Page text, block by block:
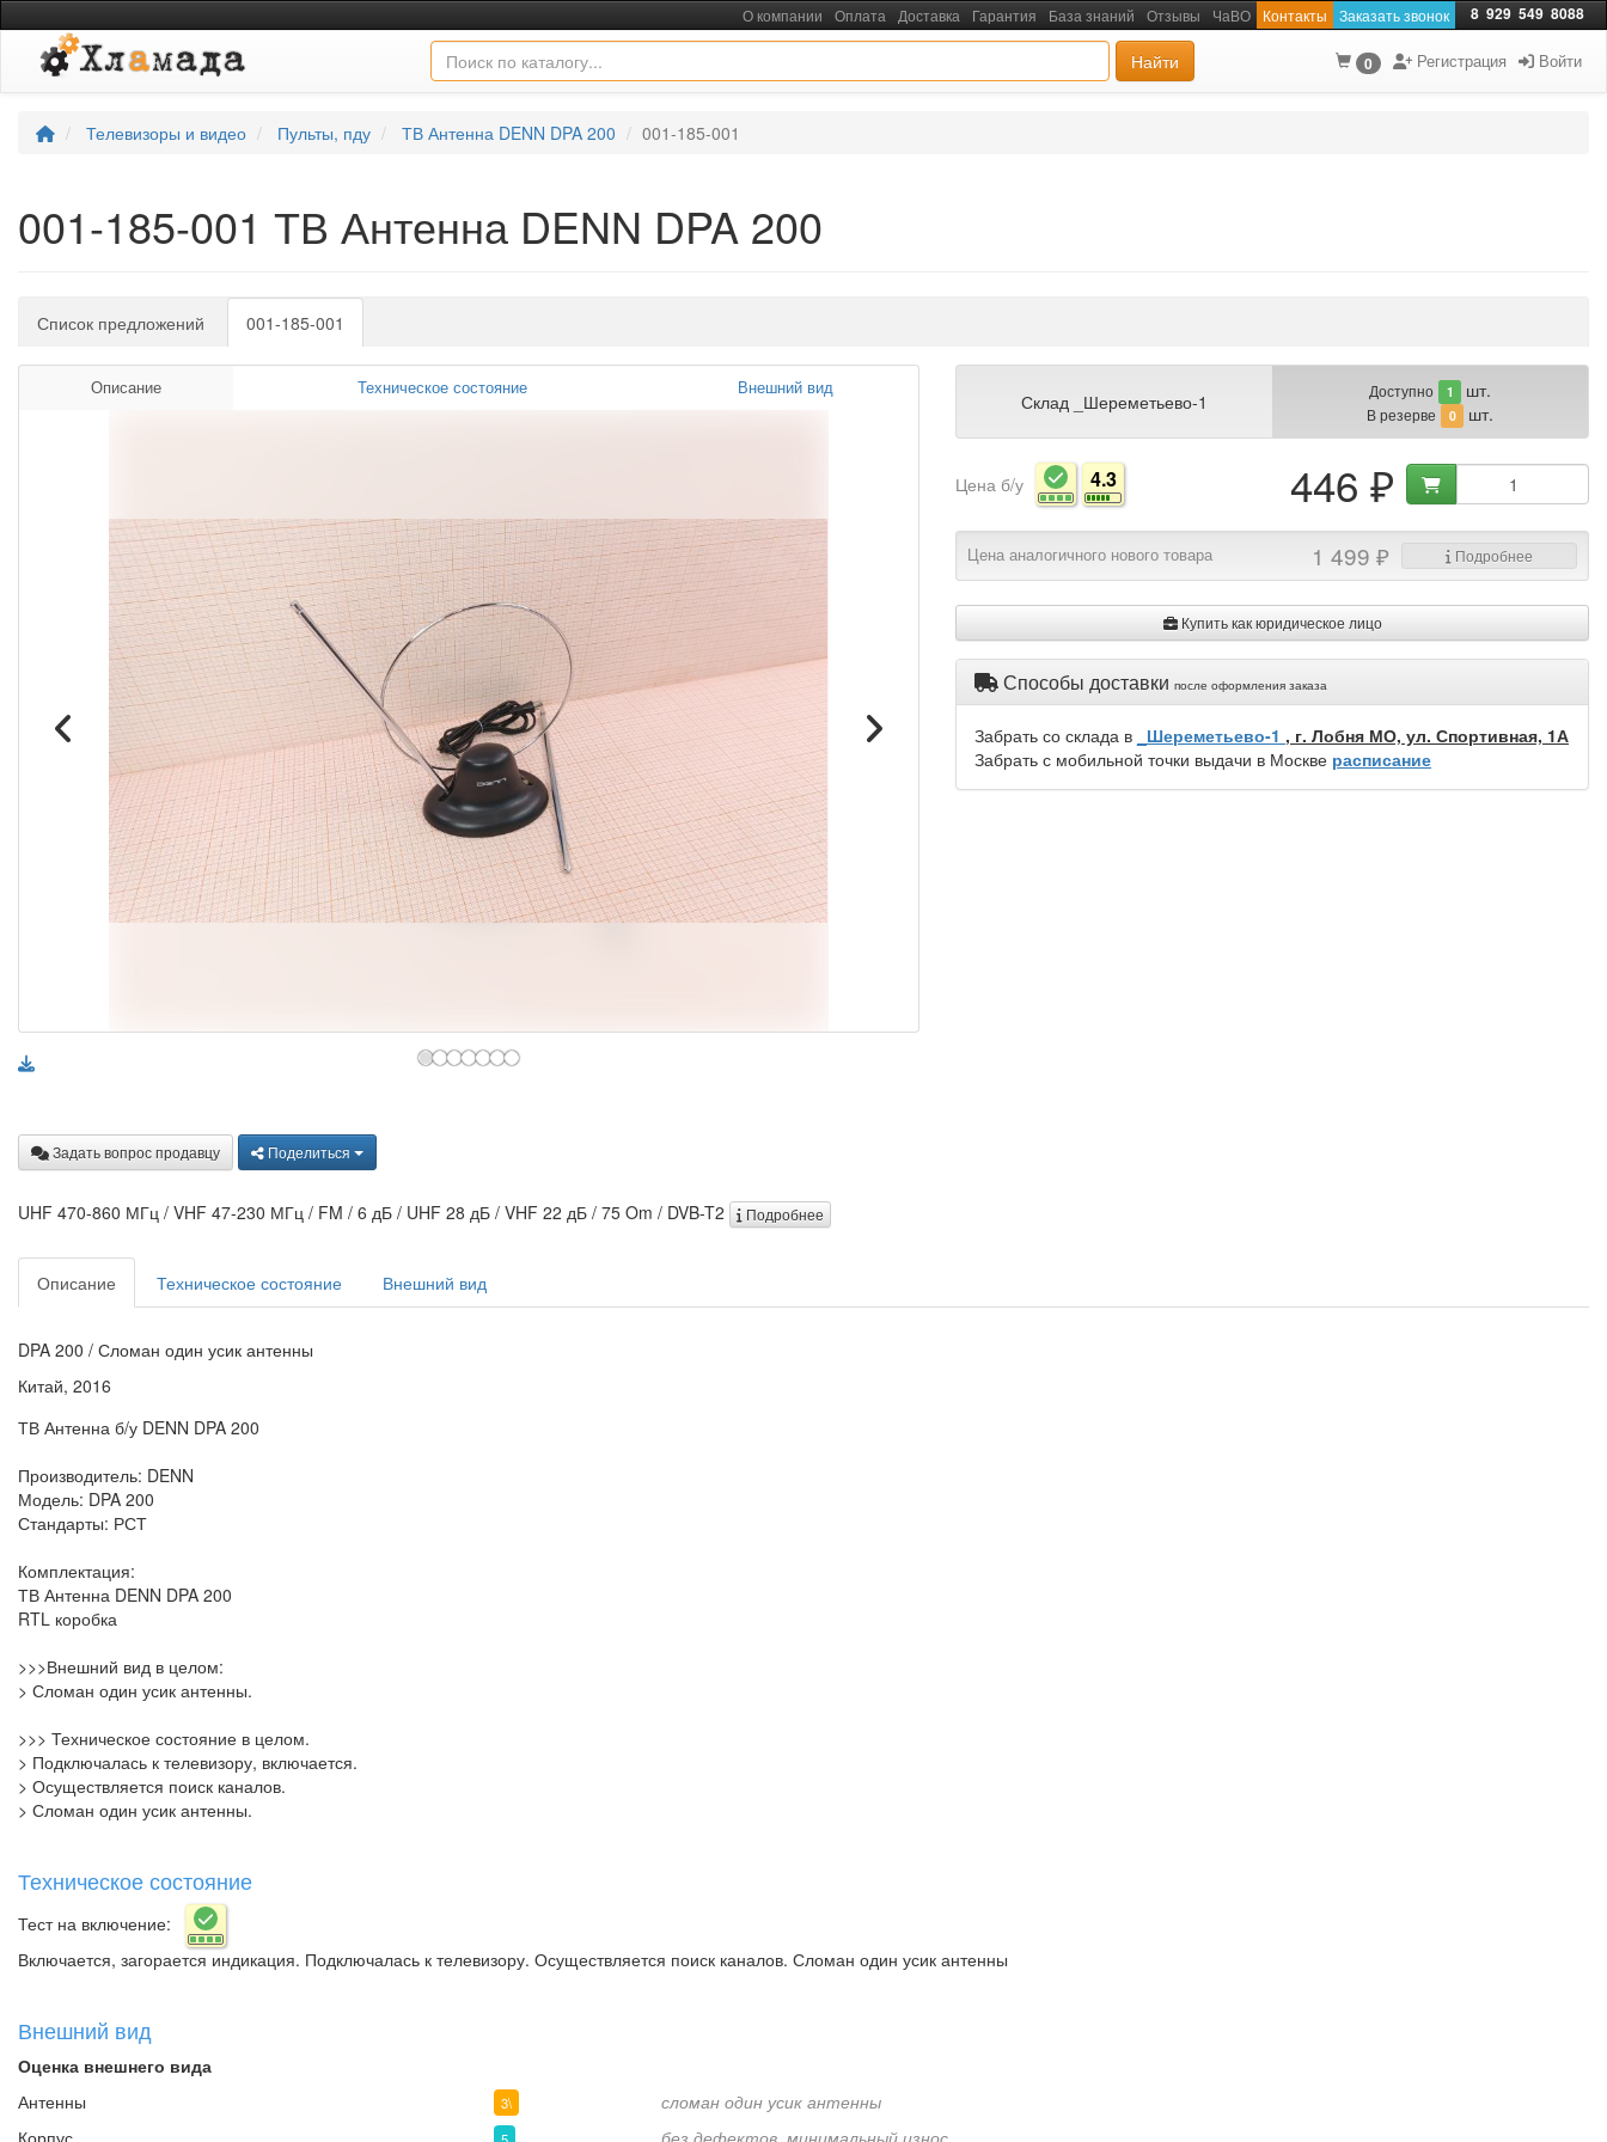
О компании Оплата Доставка Гарантия База знаний Отзывы ЧаВО Контакты Заказать звонок 8 929 549 8088
Найти 0 Регистрация Войти
Телевизоры и видео Пульты, пду ТВ Антенна DENN DPA 200 001-185-001
001-185-001 ТВ Антенна DENN DPA 200
Список предложений 001-185-001
Описание Техническое состояние Внешний вид
Склад _Шереметьево-1 Доступно 1 шт.
В резерве 0 шт.
Цена б/у 4.3 446 ₽
Цена аналогичного нового товара 1 499 ₽ Подробнее
Купить как юридическое лицо
Способы доставки после оформления заказа
Забрать со склада в _Шереметьево-1 , г. Лобня МО, ул. Спортивная, 1А
Забрать с мобильной точки выдачи в Москве расписание
Задать вопрос продавцу Поделиться
UHF 470-860 МГц / VHF 47-230 МГц / FM / 6 дБ / UHF 28 дБ / VHF 22 дБ / 75 Om / DVB-T2 Подробнее
Описание Техническое состояние Внешний вид
DPA 200 / Сломан один усик антенны
Китай, 2016
ТВ Антенна б/у DENN DPA 200
Производитель: DENN
Модель: DPA 200
Стандарты: РСТ
Комплектация:
ТВ Антенна DENN DPA 200
RTL коробка
>>>Внешний вид в целом:
> Сломан один усик антенны.
>>> Техническое состояние в целом.
> Подключалась к телевизору, включается.
> Осуществляется поиск каналов.
> Сломан один усик антенны.
Техническое состояние
Тест на включение:
Включается, загорается индикация. Подключалась к телевизору. Осуществляется поиск каналов. Сломан один усик антенны
Внешний вид
Оценка внешнего вида
Антенны
3\
сломан один усик антенны
Корпус
без дефектов, минимальный износ